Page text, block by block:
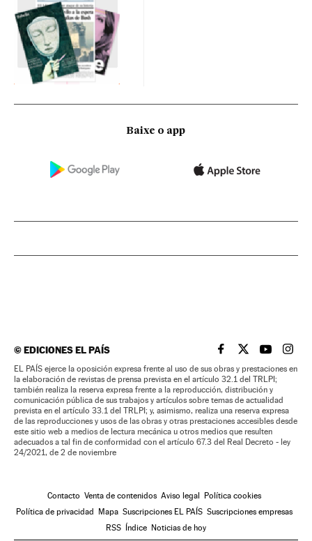
Baixe o app
©EDICIONES EL PAÍS EL PAÍS BRASIL EN
EL PAÍSEL PAÍS
EL
EL PAÍS ejerce la oposición expresa frente al uso de sus obras y prestaciones en
la elaboración de revistas de prensa prevista en el artículo 32.1 del TRLPI;
también realiza la reserva expresa frente a la reproducción, distribución y
comunicación pública de sus trabajos y artículos sobre temas de actualidad
prevista en el artículo 33.1 del TRLPI; y, asimismo, realiza una reserva expresa
de las reproducciones y usos de las obras y otras prestaciones accesibles desde
este sitio web a medios de lectura mecánica u otros medios que resulten
adecuados a tal fin de conformidad con el artículo 67.3 del Real Decreto - ley
24/2021, de 2 de noviembre
Contacto Venta de contenidos Aviso legal Política cookies
Política de privacidad Mapa Suscripciones EL PAÍS Suscripciones empresas
RSS Índice Noticias de hoy